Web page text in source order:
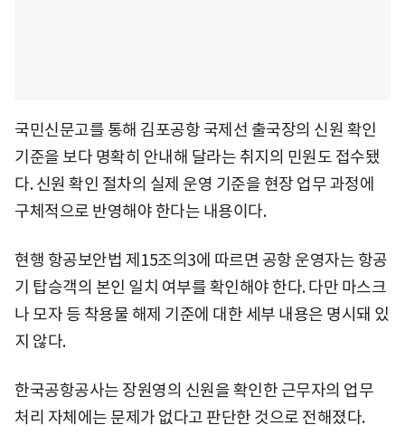
국민신문고를 통해 김포공항 국제선 출국장의 신원 확인
기준을 보다 명확히 안내해 달라는 취지의 민원도 접수됐
다. 신원 확인 절차의 실제 운영 기준을 현장 업무 과정에
구체적으로 반영해야 한다는 내용이다.
현행 항공보안법 제15조의3에 따르면 공항 운영자는 항공
기 탑승객의 본인 일치 여부를 확인해야 한다. 다만 마스크
나 모자 등 착용물 해제 기준에 대한 세부 내용은 명시돼 있
지 않다.
한국공항공사는 장원영의 신원을 확인한 근무자의 업무
처리 자체에는 문제가 없다고 판단한 것으로 전해졌다.